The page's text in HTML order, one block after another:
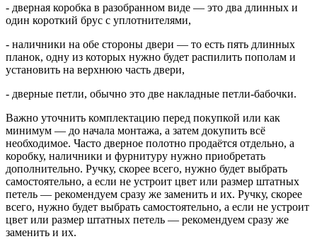
- дверная коробка в разобранном виде — это два длинных и
один короткий брус с уплотнителями,
- наличники на обе стороны двери — то есть пять длинных
планок, одну из которых нужно будет распилить пополам и
установить на верхнюю часть двери,
- дверные петли, обычно это две накладные петли-бабочки.
Важно уточнить комплектацию перед покупкой или как
минимум — до начала монтажа, а затем докупить всё
необходимое. Часто дверное полотно продаётся отдельно, а
коробку, наличники и фурнитуру нужно приобретать
дополнительно. Ручку, скорее всего, нужно будет выбрать
самостоятельно, а если не устроит цвет или размер штатных
петель — рекомендуем сразу же заменить и их. Ручку, скорее
всего, нужно будет выбрать самостоятельно, а если не устроит
цвет или размер штатных петель — рекомендуем сразу же
заменить и их.